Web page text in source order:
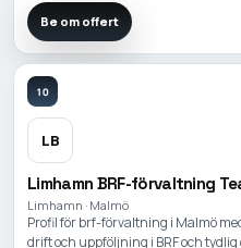
Be om offert
10
LB
Limhamn BRF-förvaltning
Limhamn · Malmö
Profil för brf-förvaltning i Malmö
drift och uppföljning i BRF och